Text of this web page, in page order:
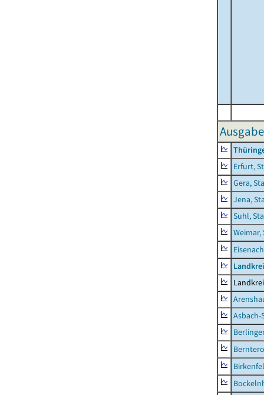
Erfurt,
Gera,
Jena,
Suhl,
Weimar,
Asbach-